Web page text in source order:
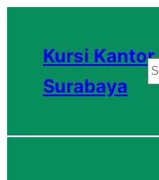
konten
Kursi Kantor
Surabaya
S
a